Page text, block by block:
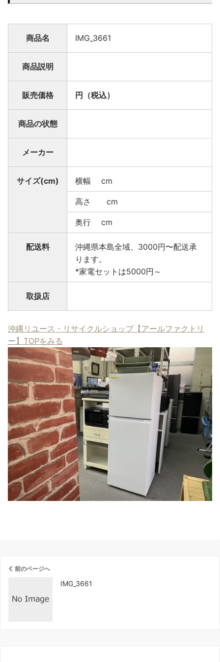
商品名 IMG_3661
商品説明
販売価格 円（税込）
商品の状態
メーカー
サイズ(cm) 横幅 cm
高さ cm
奥行 cm
配送料
沖縄県本島全域、3000円〜配送承
ります。
*家電セットは5000円～
取扱店
沖縄リユース・リサイクルショップ【アールファクトリ
ー】TOPをみる
前のページへ
IMG_3661